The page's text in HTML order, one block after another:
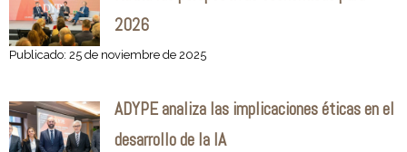
2026
Publicado: 25 de noviembre de 2025
ADYPE analiza las implicaciones éticas en el
desarrollo de la IA